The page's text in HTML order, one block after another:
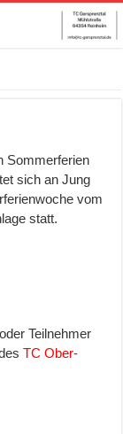
Sommerferien
sich an Jung
vom
statt.
Teilnehmer
TC Ober-